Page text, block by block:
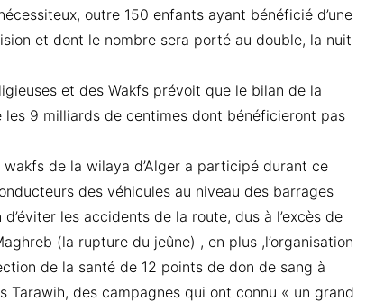
outre 150 enfants ayant bénéficié d’une
et dont le nombre sera porté au double, la nuit
et des Wakfs prévoit que le bilan de la
9 milliards de centimes dont bénéficieront pas
de la wilaya d’Alger a participé durant ce
des véhicules au niveau des barrages
les accidents de la route, dus à l’excès de
(la rupture du jeûne) , en plus ,l’organisation
de la santé de 12 points de don de sang à
Tarawih, des campagnes qui ont connu « un grand